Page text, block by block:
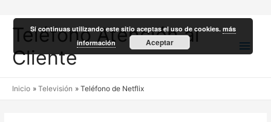
Teléfono Atención al
Cliente
Inicio Televisión Teléfono de Netflix
Si continuas utilizando este sitio aceptas el uso de cookies.más
información
Aceptar